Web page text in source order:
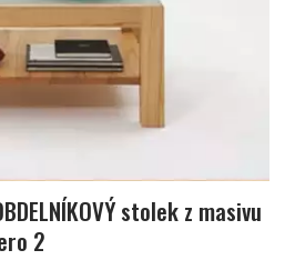
stolek z masivu
2